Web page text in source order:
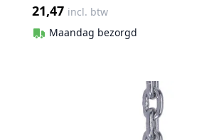
21,47 incl. btw
Maandag bezorgd